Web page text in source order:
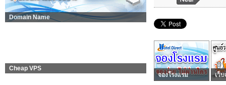
Domain Name
Cheap VPS
จองโรงแรม เว็บ